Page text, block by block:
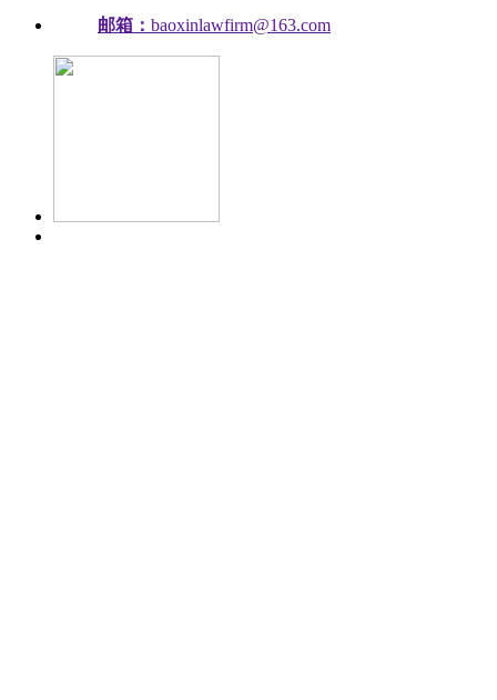
邮箱： baoxinlawfirm@163.com